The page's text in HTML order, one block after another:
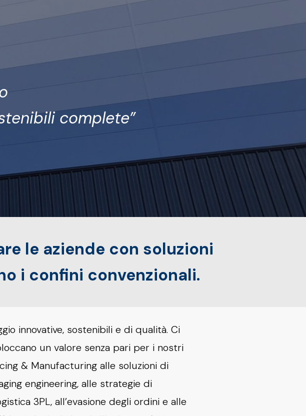
complete”
le aziende con soluzioni
i confini convenzionali.
innovative, sostenibili e di qualità. Ci
un valore senza pari per i nostri
& Manufacturing alle soluzioni di
engineering, alle strategie di
3PL, all’evasione degli ordini e alle